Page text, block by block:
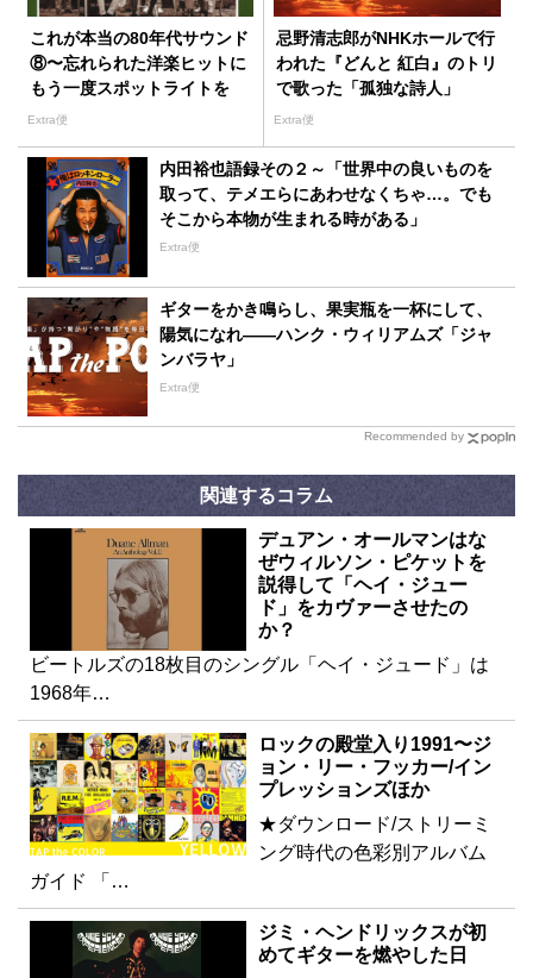
これが本当の80年代サウンド
⑧〜忘れられた洋楽ヒットに
もう一度スポットライトを
Extra便
忌野清志郎がNHKホールで行
われた『どんと 紅白』のトリ
で歌った「孤独な詩人」
Extra便
内田裕也語録その２～「世界中の良いものを
取って、テメエらにあわせなくちゃ…。でも
そこから本物が生まれる時がある」
Extra便
ギターをかき鳴らし、果実瓶を一杯にして、
陽気になれ――ハンク・ウィリアムズ「ジャ
ンバラヤ」
Extra便
Recommended by
関連するコラム
デュアン・オールマンはな
ぜウィルソン・ピケットを
説得して「ヘイ・ジュー
ド」をカヴァーさせたの
か？
ビートルズの18枚目のシングル「ヘイ・ジュード」は
1968年…
ロックの殿堂入り1991〜ジ
ョン・リー・フッカー/イン
プレッションズほか
★ダウンロード/ストリーミ
ング時代の色彩別アルバム
ガイド 「…
ジミ・ヘンドリックスが初
めてギターを燃やした日